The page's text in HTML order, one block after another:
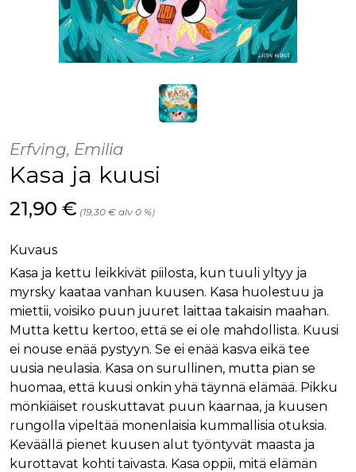
Erfving, Emilia
Kasa ja kuusi
Hinta nyt
21,90 € (19,30 € alv 0 %)
Kuvaus
Kasa ja kettu leikkivät piilosta, kun tuuli yltyy ja
myrsky kaataa vanhan kuusen. Kasa huolestuu ja
miettii, voisiko puun juuret laittaa takaisin maahan.
Mutta kettu kertoo, että se ei ole mahdollista. Kuusi
ei nouse enää pystyyn. Se ei enää kasva eikä tee
uusia neulasia. Kasa on surullinen, mutta pian se
huomaa, että kuusi onkin yhä täynnä elämää. Pikku
mönkiäiset rouskuttavat puun kaarnaa, ja kuusen
rungolla vipeltää monenlaisia kummallisia otuksia.
Keväällä pienet kuusen alut työntyvät maasta ja
kurottavat kohti taivasta. Kasa oppii, mitä elämän